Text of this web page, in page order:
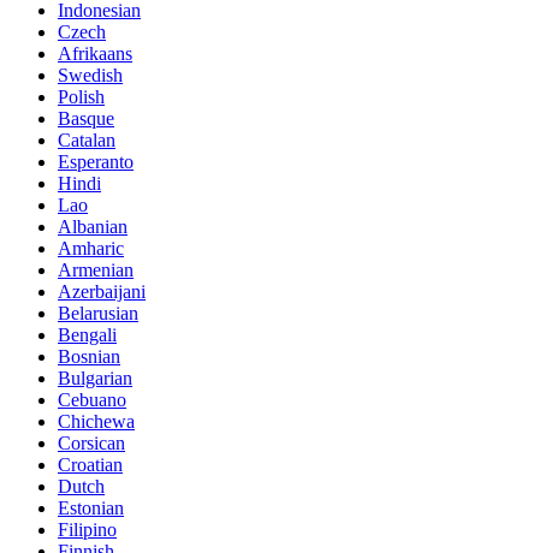
Indonesian
Czech
Afrikaans
Swedish
Polish
Basque
Catalan
Esperanto
Hindi
Lao
Albanian
Amharic
Armenian
Azerbaijani
Belarusian
Bengali
Bosnian
Bulgarian
Cebuano
Chichewa
Corsican
Croatian
Dutch
Estonian
Filipino